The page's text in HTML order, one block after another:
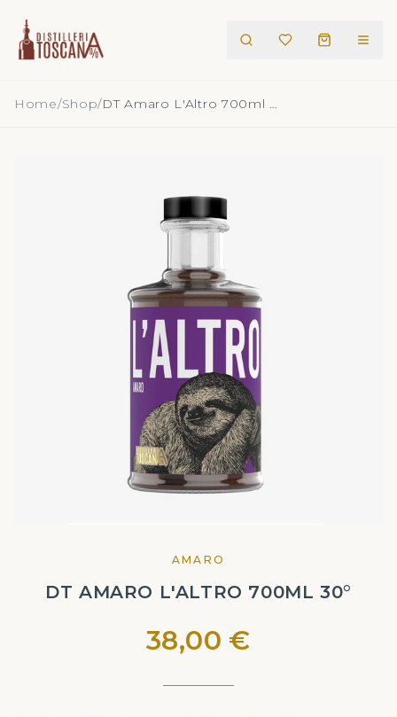
Home/Shop/ DT Amaro L'Altro 700ml 30°
AMARO
DT AMARO L'ALTRO 700ML 30°
38,00 €